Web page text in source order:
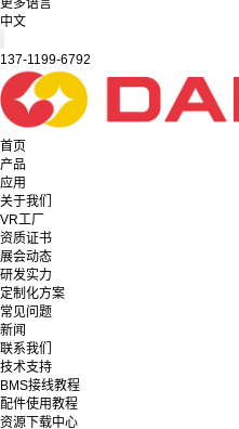
更多语言
中文
137-1199-6792
首页
产品
应用
关于我们
VR工厂
资质证书
展会动态
研发实力
定制化方案
常见问题
新闻
联系我们
技术支持
BMS接线教程
配件使用教程
资源下载中心